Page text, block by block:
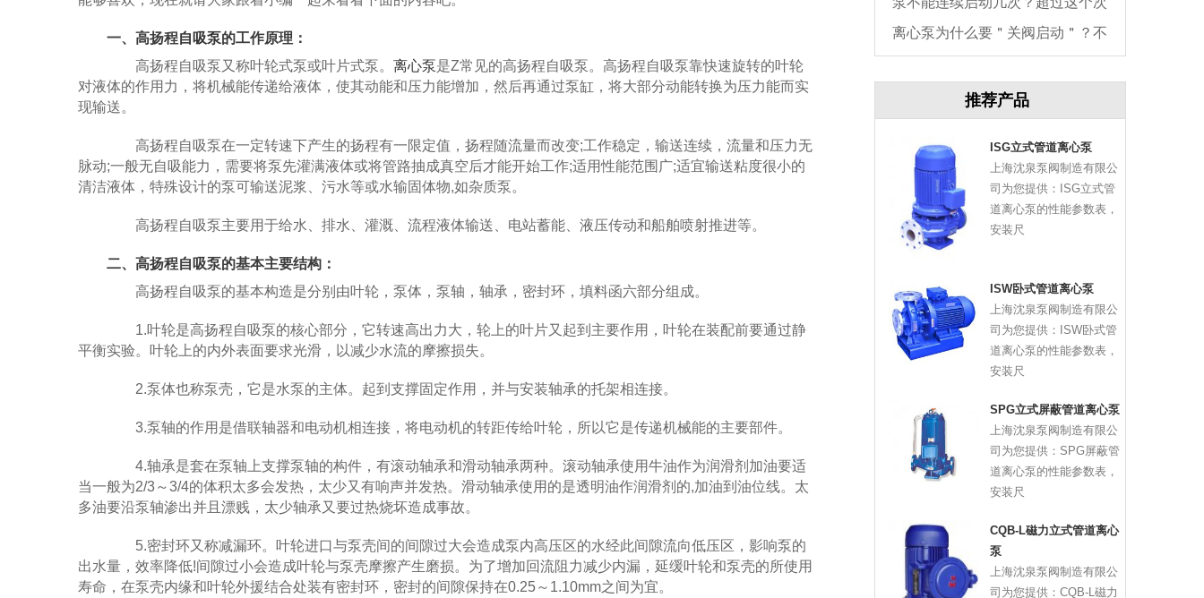
一、高扬程自吸泵的工作原理：
高扬程自吸泵又称叶轮式泵或叶片式泵。 离心泵是Z常见的高扬程自吸泵。高扬程自吸泵靠快速旋转的叶轮
对液体的作用力，将机械能传递给液体，使其动能和压力能增加，然后再通过泵缸，将大部分动能转换为压力能而实
现输送。
高扬程自吸泵在一定转速下产生的扬程有一限定值，扬程随流量而改变;工作稳定，输送连续，流量和压力无
脉动;一般无自吸能力，需要将泵先灌满液体或将管路抽成真空后才能开始工作;适用性能范围广;适宜输送粘度很小的
清洁液体，特殊设计的泵可输送泥浆、污水等或水输固体物,如杂质泵。
高扬程自吸泵主要用于给水、排水、灌溉、流程液体输送、电站蓄能、液压传动和船舶喷射推进等。
二、高扬程自吸泵的基本主要结构：
高扬程自吸泵的基本构造是分别由叶轮，泵体，泵轴，轴承，密封环，填料函六部分组成。
1.叶轮是高扬程自吸泵的核心部分，它转速高出力大，轮上的叶片又起到主要作用，叶轮在装配前要通过静
平衡实验。叶轮上的内外表面要求光滑，以减少水流的摩擦损失。
2.泵体也称泵壳，它是水泵的主体。起到支撑固定作用，并与安装轴承的托架相连接。
3.泵轴的作用是借联轴器和电动机相连接，将电动机的转距传给叶轮，所以它是传递机械能的主要部件。
4.轴承是套在泵轴上支撑泵轴的构件，有滚动轴承和滑动轴承两种。滚动轴承使用牛油作为润滑剂加油要适
当一般为2/3～3/4的体积太多会发热，太少又有响声并发热。滑动轴承使用的是透明油作润滑剂的,加油到油位线。太
多油要沿泵轴渗出并且漂贱，太少轴承又要过热烧坏造成事故。
5.密封环又称减漏环。叶轮进口与泵壳间的间隙过大会造成泵内高压区的水经此间隙流向低压区，影响泵的
出水量，效率降低!间隙过小会造成叶轮与泵壳摩擦产生磨损。为了增加回流阻力减少内漏，延缓叶轮和泵壳的所使用
寿命，在泵壳内缘和叶轮外援结合处装有密封环，密封的间隙保持在0.25～1.10mm之间为宜。
数，电机必坏
离心泵为什么要＂关阀启动＂？不
推荐产品
ISG立式管道离心泵
上海沈泉泵阀制造有限公
司为您提供：ISG立式管
道离心泵的性能参数表，
安装尺
ISW卧式管道离心泵
上海沈泉泵阀制造有限公
司为您提供：ISW卧式管
道离心泵的性能参数表，
安装尺
SPG立式屏蔽管道离心泵
上海沈泉泵阀制造有限公
司为您提供：SPG屏蔽管
道离心泵的性能参数表，
安装尺
CQB-L磁力立式管道离心
泵
上海沈泉泵阀制造有限公
司为您提供：CQB-L磁力